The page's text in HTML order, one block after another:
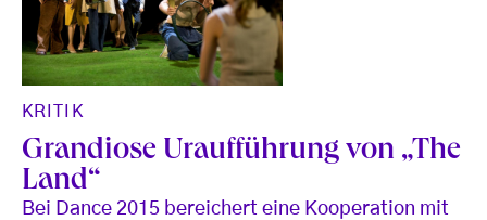
KRITIK
Grandiose Uraufführung von „The
Land“
Bei Dance 2015 bereichert eine Kooperation mit